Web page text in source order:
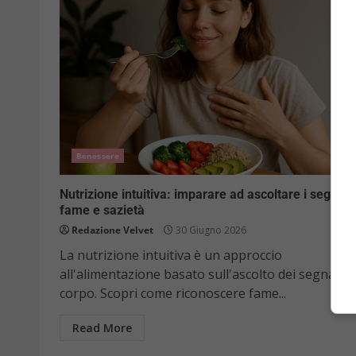
Benessere
Nutrizione intuitiva: imparare ad ascoltare i segnali
fame e sazietà
Redazione Velvet 30 Giugno 2026
La nutrizione intuitiva è un approccio
all'alimentazione basato sull'ascolto dei segnali del
corpo. Scopri come riconoscere fame...
Read More